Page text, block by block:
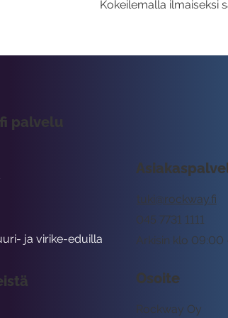
Kokeilemalla ilmaiseksi
tuki@rockway.fi
Arkisin klo 09:00
045 7731 1111
Osoite
Rockway Oy
palvelu
ja virike-eduilla